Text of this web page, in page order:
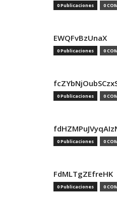
0 Publicaciones 0
EWQFvBzUnaX
0 Publicaciones 0
0 Publicaciones 0
0 Publicaciones 0
FdMLTgZEfreHK
0 Publicaciones 0